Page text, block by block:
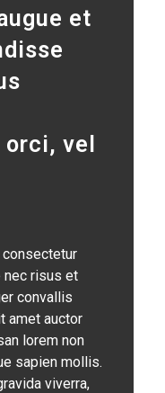
et
vel
risus et
convallis
amet auctor
lorem non
sapien mollis.
viverra,